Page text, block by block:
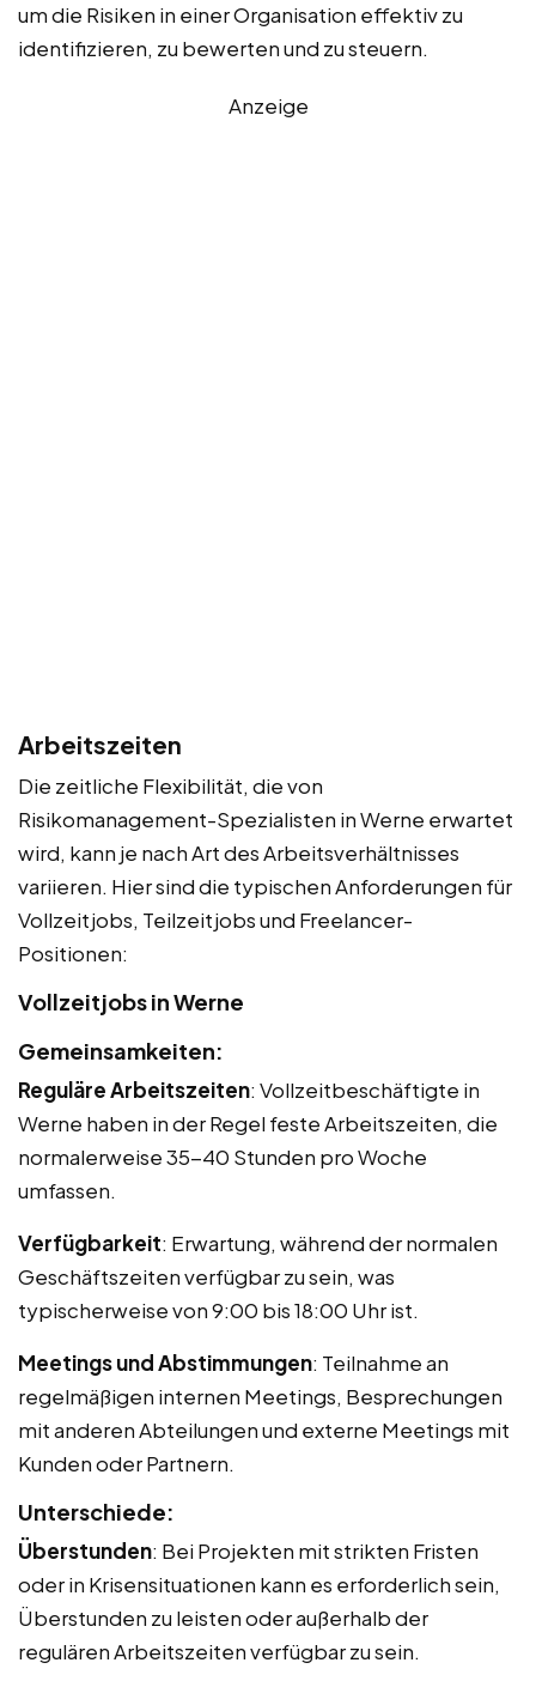
um die Risiken in einer Organisation effektiv zu
identifizieren, zu bewerten und zu steuern.
Anzeige
Arbeitszeiten
Die zeitliche Flexibilität, die von
Risikomanagement-Spezialisten in Werne erwartet
wird, kann je nach Art des Arbeitsverhältnisses
variieren. Hier sind die typischen Anforderungen für
Vollzeitjobs, Teilzeitjobs und Freelancer-
Positionen:
Vollzeitjobs in Werne
Gemeinsamkeiten:
Reguläre Arbeitszeiten: Vollzeitbeschäftigte in
Werne haben in der Regel feste Arbeitszeiten, die
normalerweise 35-40 Stunden pro Woche
umfassen.
Verfügbarkeit: Erwartung, während der normalen
Geschäftszeiten verfügbar zu sein, was
typischerweise von 9:00 bis 18:00 Uhr ist.
Meetings und Abstimmungen: Teilnahme an
regelmäßigen internen Meetings, Besprechungen
mit anderen Abteilungen und externe Meetings mit
Kunden oder Partnern.
Unterschiede:
Überstunden: Bei Projekten mit strikten Fristen
oder in Krisensituationen kann es erforderlich sein,
Überstunden zu leisten oder außerhalb der
regulären Arbeitszeiten verfügbar zu sein.